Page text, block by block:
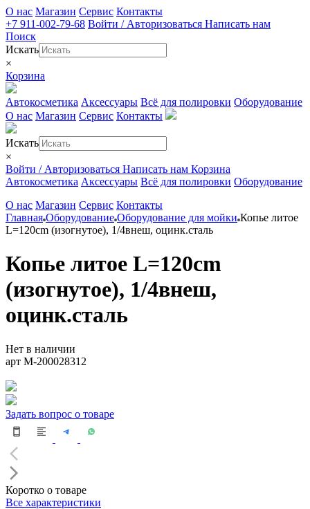
О нас Магазин Сервис Контакты
+7 911-002-79-68 Войти / Авторизоваться Написать нам
Поиск
Искать
×
Корзина
Автокосметика Аксессуары Всё для полировки Оборудование
О нас Магазин Сервис Контакты
Искать
×
Войти / Авторизоваться Написать нам Корзина
Автокосметика Аксессуары Всё для полировки Оборудование
О нас Магазин Сервис Контакты
Главная Оборудование Оборудование для мойки Копье литое
L=120cm (изогнутое), 1/4внеш, оцинк.сталь
Копье литое L=120cm
(изогнутое), 1/4внеш,
оцинк.сталь
Нет в наличии
арт M-200028312
Задать вопрос о товаре
Коротко о товаре
Все характеристики